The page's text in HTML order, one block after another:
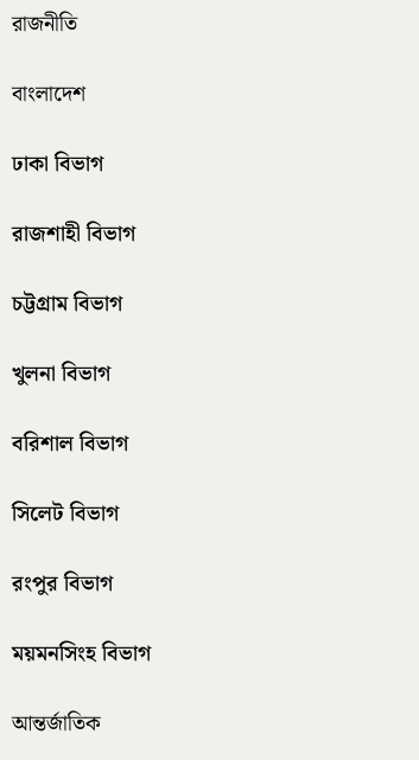
রাজনীতি
বাংলাদেশ
ঢাকা বিভাগ
রাজশাহী বিভাগ
চট্টগ্রাম বিভাগ
খুলনা বিভাগ
বরিশাল বিভাগ
সিলেট বিভাগ
রংপুর বিভাগ
ময়মনসিংহ বিভাগ
আন্তর্জাতিক